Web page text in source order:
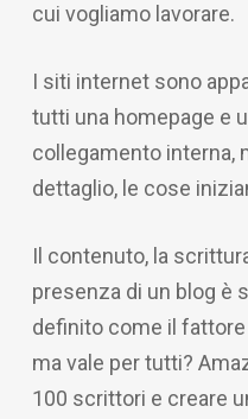
cui vogliamo lavorare.
I siti internet sono
tutti una homepage e
collegamento interna,
dettaglio, le cose
Il contenuto, la
presenza di un blog è
definito come il
ma vale per tutti?
100 scrittori e creare